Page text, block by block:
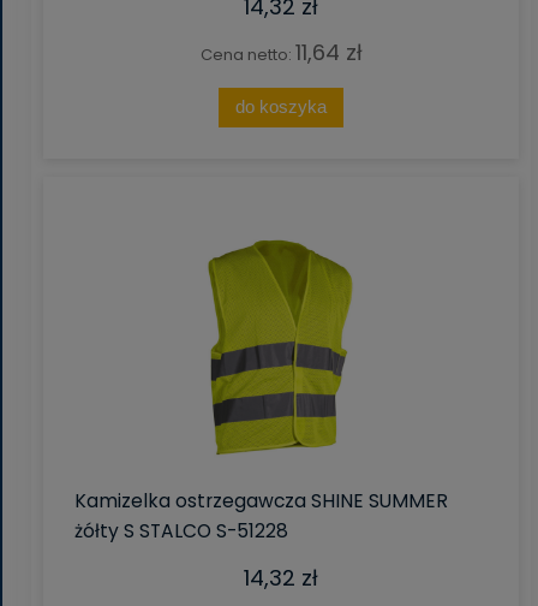
14,32 zł
Cena netto: 11,64 zł
do koszyka
Kamizelka ostrzegawcza SHINE SUMMER
żółty S STALCO S-51228
14,32 zł